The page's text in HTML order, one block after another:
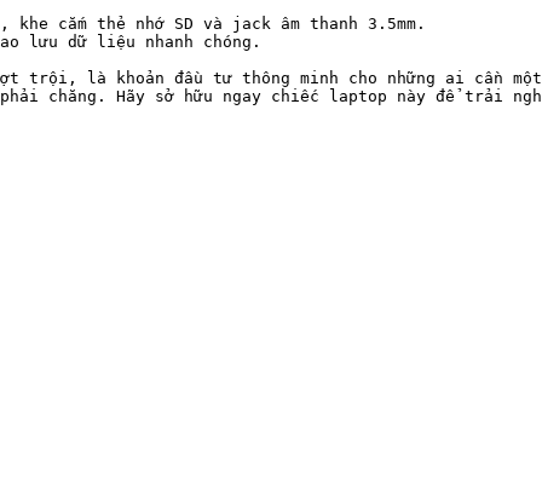
cắm thẻ nhớ SD và jack âm thanh 3.5mm.
lưu dữ liệu nhanh chóng.
trội, là khoản đầu tư thông minh cho những ai cần
chăng. Hãy sở hữu ngay chiếc laptop này để trải